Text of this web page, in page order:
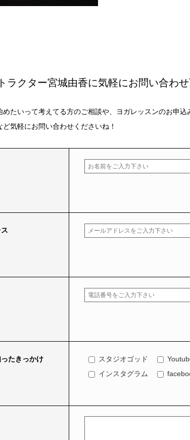
ラクター宮城由香に気軽にお問い合わせ
めたいって考えてる方のご相談や、ヨガレッスンのお申込
気軽にお問い合わせくださいね！
たきっかけ
スタジオゴッド
インスタグラム